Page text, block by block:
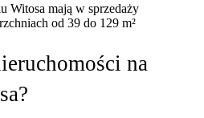
Witosa mają w sprzedaży
od 39 do 129 m²
na